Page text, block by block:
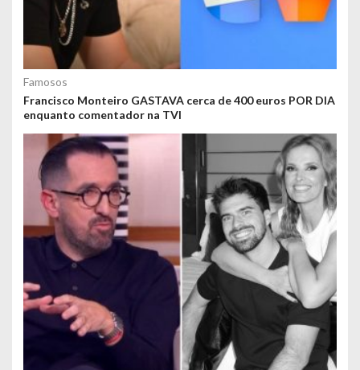
Famosos
Francisco Monteiro GASTAVA cerca de 400 euros POR DIA
enquanto comentador na TVI